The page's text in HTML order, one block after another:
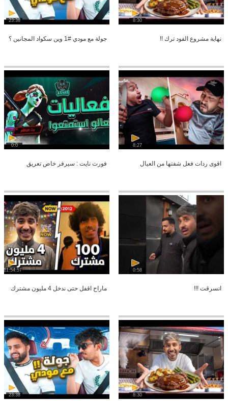
8:30
نهاية مشروع الفود ترك !!
23:38
جولة مع مودي #1 وين سكواد المجانين ؟
8:27
اقوى ردات فعل شفتها من العيال
0:0
فورت نايت : سيرفر خاص تعريق
0:58
انسرقت !!!
11:54:57
ماراح اقفل حتى ندخل 4 مليون مشترك
8:30
23:38